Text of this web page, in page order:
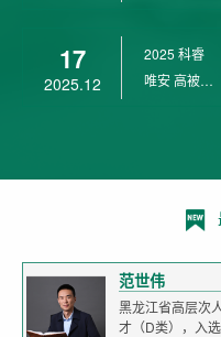
17
2025.12
2025 科睿
唯安 高被引
范世伟
黑龙江省高层次
才（D类），入选